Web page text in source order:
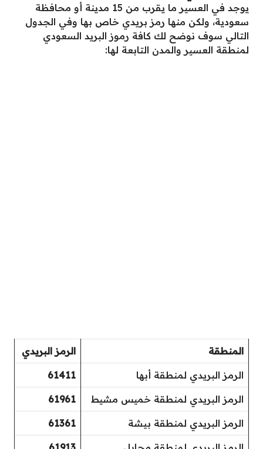
يوجد في العسير ما يقرب من 15 مدينة أو محافظة
سعودية، ولكن منها رمز بريدي خاص بها وفي الجدول
التالي سوف نوضح لك كافة رموز البريد السعودي
لمنطقة العسير والمدن التابعة لها:
المنطقة الرمز البريدي
الرمز البريدي لمنطقة أبها 61411
الرمز البريدي لمنطقة خميس مشيط 61961
الرمز البريدي لمنطقة بيشة 61361